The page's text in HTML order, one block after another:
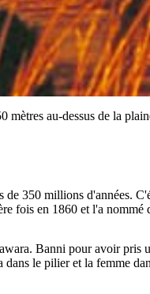
mètres au-dessus de la
de 350 millions
fois en 1860 et l'a nommé
Banni pour avoir pris
le pilier et la femme